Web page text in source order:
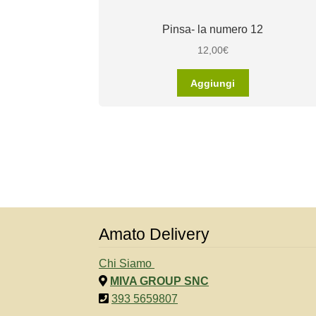
Pinsa- la numero 12
12,00€
Aggiungi
Amato Delivery
Chi Siamo
MIVA GROUP SNC
393 5659807